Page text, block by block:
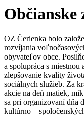
Občianske
OZ Čerienka bolo
rozvíjania
obyvateľov obce.
a spolupráca s miestnou
zlepšovanie kvality
sociálnych služieb. Za
akcie na deň matiek,
sa pri organizovaní dňa
kultúrno –